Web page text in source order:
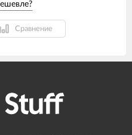
Сравнение